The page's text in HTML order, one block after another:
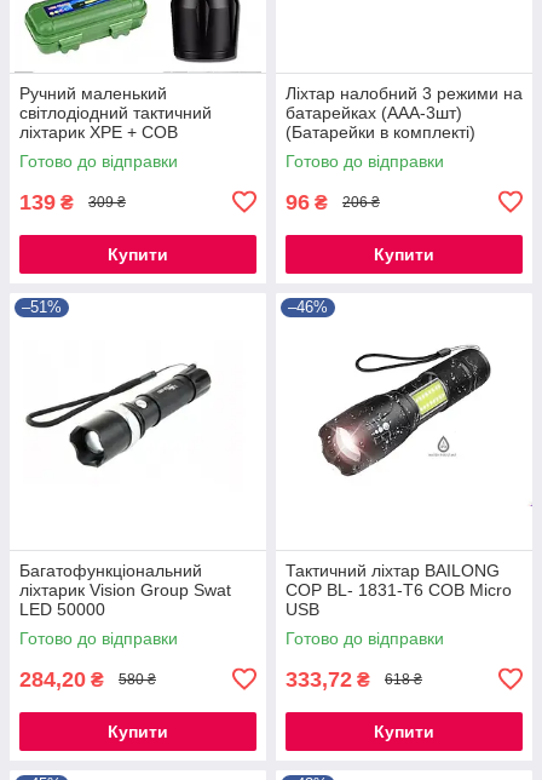
Ручний маленький
світлодіодний тактичний
ліхтарик XPE + COB
Готово до відправки
139 ₴ 309 ₴
Купити
Ліхтар налобний 3 режими на
батарейках (ААА-3шт)
(Батарейки в комплекті)
GOLD-POLICE GP-189
чорний
Готово до відправки
96 ₴ 206 ₴
Купити
–51%
Багатофункціональний
ліхтарик Vision Group Swat
LED 50000
Готово до відправки
284,20 ₴ 580 ₴
Купити
–46%
Тактичний ліхтар BAILONG
COP BL- 1831-T6 COB Micro
USB
Готово до відправки
333,72 ₴ 618 ₴
Купити